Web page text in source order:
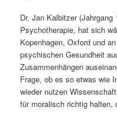
r
i
n
g
s
p
r
Dr. Jan Kalbitzer
Psychotherapie, hat sich
Kopenhagen, Oxford und
psychischen Gesundheit
Zusammenhängen
Frage, ob es so etwas wie
wieder nutzen
für moralisch richtig halten,